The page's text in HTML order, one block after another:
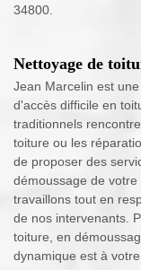
34800.
Nettoyage de
Jean Marcelin est
d'accès difficile en
traditionnels
toiture ou les
de proposer des
démoussage de
travaillons tout en
de nos intervenants.
toiture, en
dynamique est à